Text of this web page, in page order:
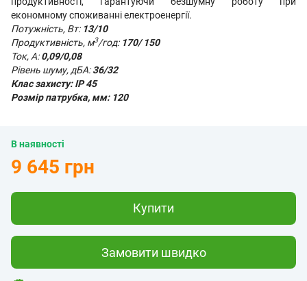
економному споживанні електроенергії.
Потужність, Вт: 13/10
Продуктивність, м3/год: 170/ 150
Ток, А:0,09/0,08
Рівень шуму, дБА:36/32
Клас захисту:IP 45
Розмір патрубка, мм: 120
В наявності
9 645 грн
Купити
Замовити швидко